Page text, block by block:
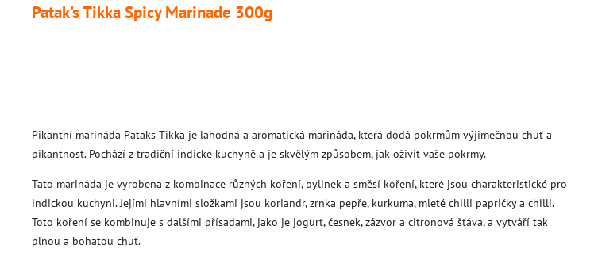
Patak's Tikka Spicy Marinade 300g
Pikantní marináda Pataks Tikka je lahodná a aromatická marináda, která dodá pokrmům výjimečnou chuť a
pikantnost. Pochází z tradiční indické kuchyně a je skvělým způsobem, jak oživit vaše pokrmy.
Tato marináda je vyrobena z kombinace různých koření, bylinek a směsí koření, které jsou charakteristické pro
indickou kuchyni. Jejími hlavními složkami jsou koriandr, zrnka pepře, kurkuma, mleté chilli papričky a chilli.
Toto koření se kombinuje s dalšími přísadami, jako je jogurt, česnek, zázvor a citronová šťáva, a vytváří tak
plnou a bohatou chuť.